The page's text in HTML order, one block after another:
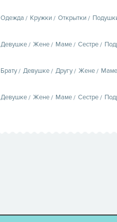
Одежда Кружки Открытки
Девушке Жене Маме Сестре
Брату Девушке Другу Жене Маме
Девушке Жене Маме Сестре